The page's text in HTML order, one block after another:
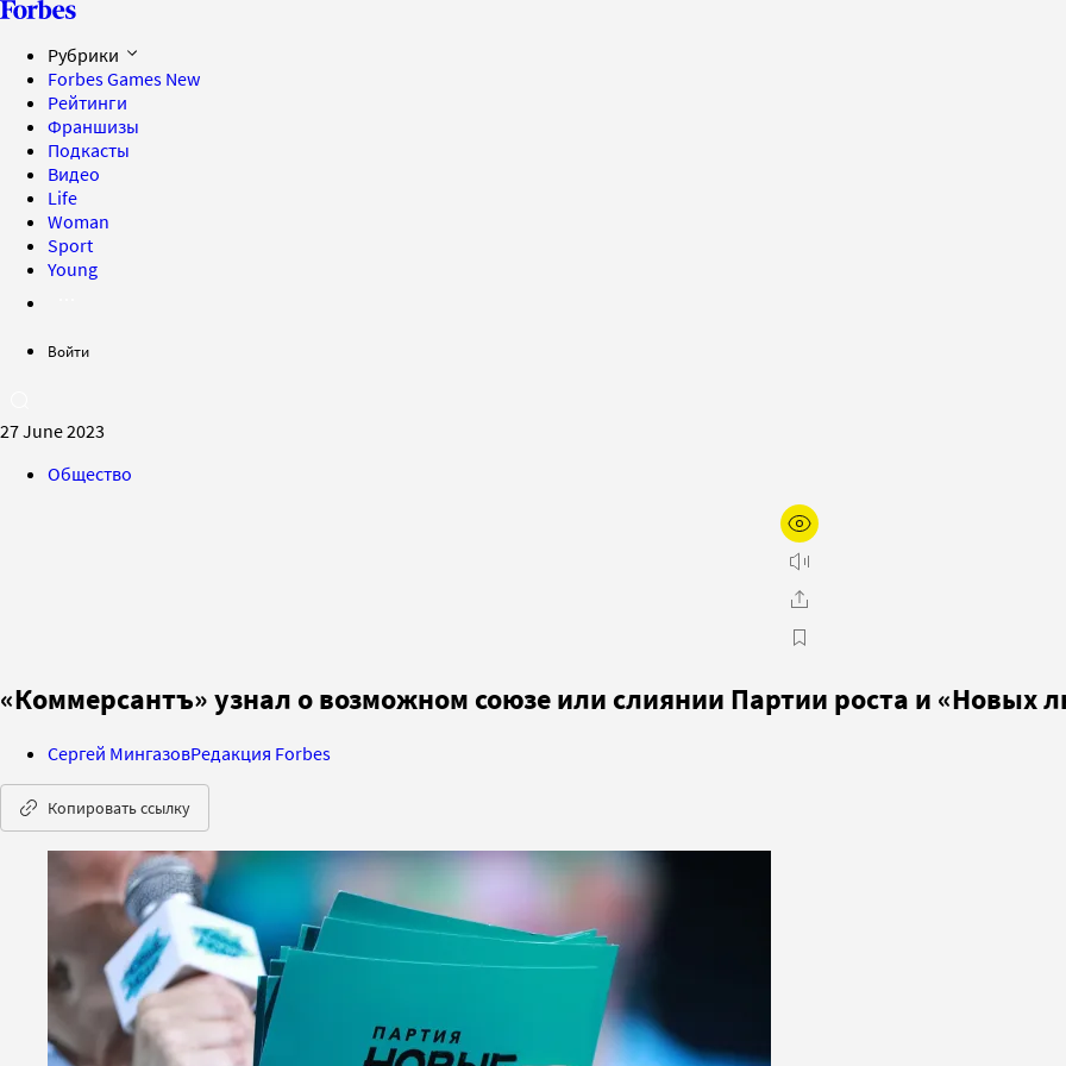
Рубрики
Forbes Games New
Рейтинги
Франшизы
Подкасты
Видео
Life
Woman
Sport
Young
Войти
27 June 2023
Общество
«Коммерсантъ» узнал о возможном союзе или слиянии Партии роста и «Новых
Сергей МингазовРедакция Forbes
Копировать ссылку